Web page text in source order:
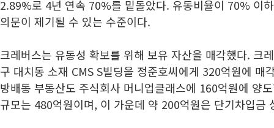
2.89%로 4년 연속 70%를 밑돌았다. 유동비율이 70% 이
의문이 제기될 수 있는 수준이다.
크레버스는 유동성 확보를 위해 보유 자산을 매각했다. 크
구 대치동 소재 CMS S빌딩을 정준호씨에게 320억원에 매
방배동 부동산도 주식회사 머니업클래스에 160억원에 양
규모는 480억원이며, 이 가운데 약 200억원은 단기차입금